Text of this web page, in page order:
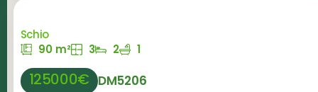
Schio
90 m²
3 2 1
125000€ DM5206